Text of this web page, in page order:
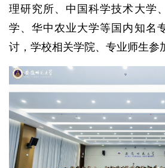
理研究所、中国科学技术大学
学、华中农业大学等国内知名
讨，学校相关学院、专业师生参